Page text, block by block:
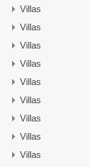
Villas
Villas
Villas
Villas
Villas
Villas
Villas
Villas
Villas